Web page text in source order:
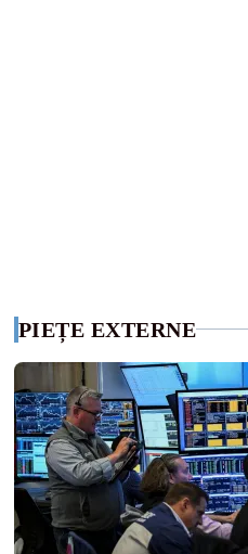
PIEȚE EXTERNE